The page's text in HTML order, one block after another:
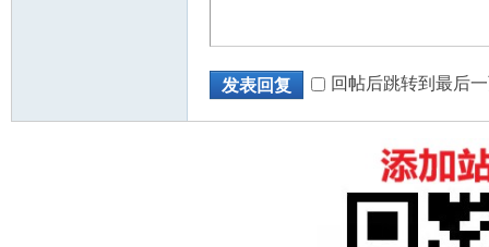
发表回复 回帖后跳转到最后